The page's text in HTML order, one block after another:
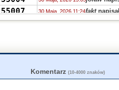
55007 30 Maja, 2026 11:24fakt
55007 30 Maja, 2026 10:49zdziwiony
30 Maja, 2026 09:57 Grejon
55042 zdziwiony
Komentarz (10-4000 znaków)